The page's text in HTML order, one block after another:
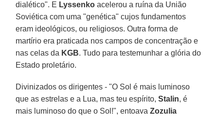
dialético". E Lyssenko acelerou a ruína da União
Soviética com uma "genética" cujos fundamentos
eram ideológicos, ou religiosos. Outra forma de
martírio era praticada nos campos de concentração e
nas celas da KGB. Tudo para testemunhar a glória do
Estado proletário.
Divinizados os dirigentes - "O Sol é mais luminoso
que as estrelas e a Lua, mas teu espírito,Stalin, é
mais luminoso do que o Sol!", entoavaZozulia